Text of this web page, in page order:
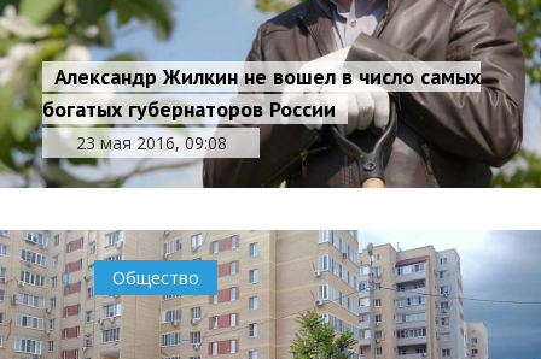
Александр Жилкин не вошел в число самых
богатых губернаторов России
23 мая 2016, 09:08
0 Общество